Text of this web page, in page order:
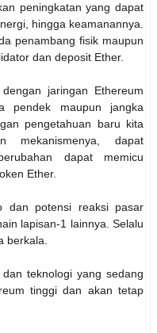
peningkatan yang dapat
hingga keamanannya.
penambang fisik maupun
dan deposit Ether.
jaringan Ethereum
pendek maupun jangka
pengetahuan baru kita
mekanismenya, dapat
dapat memicu
Ether.
dan potensi reaksi pasar
lapisan-1 lainnya. Selalu
berkala.
teknologi yang sedang
tinggi dan akan tetap